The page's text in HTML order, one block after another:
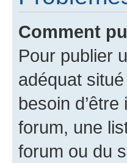
Comment
Pour publier
adéquat
besoin
forum, une
forum ou du